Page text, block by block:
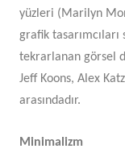
yüzleri (Marilyn
grafik
tekrarlanan görsel
Jeff Koons, Alex
arasındadır.
Minimalizm